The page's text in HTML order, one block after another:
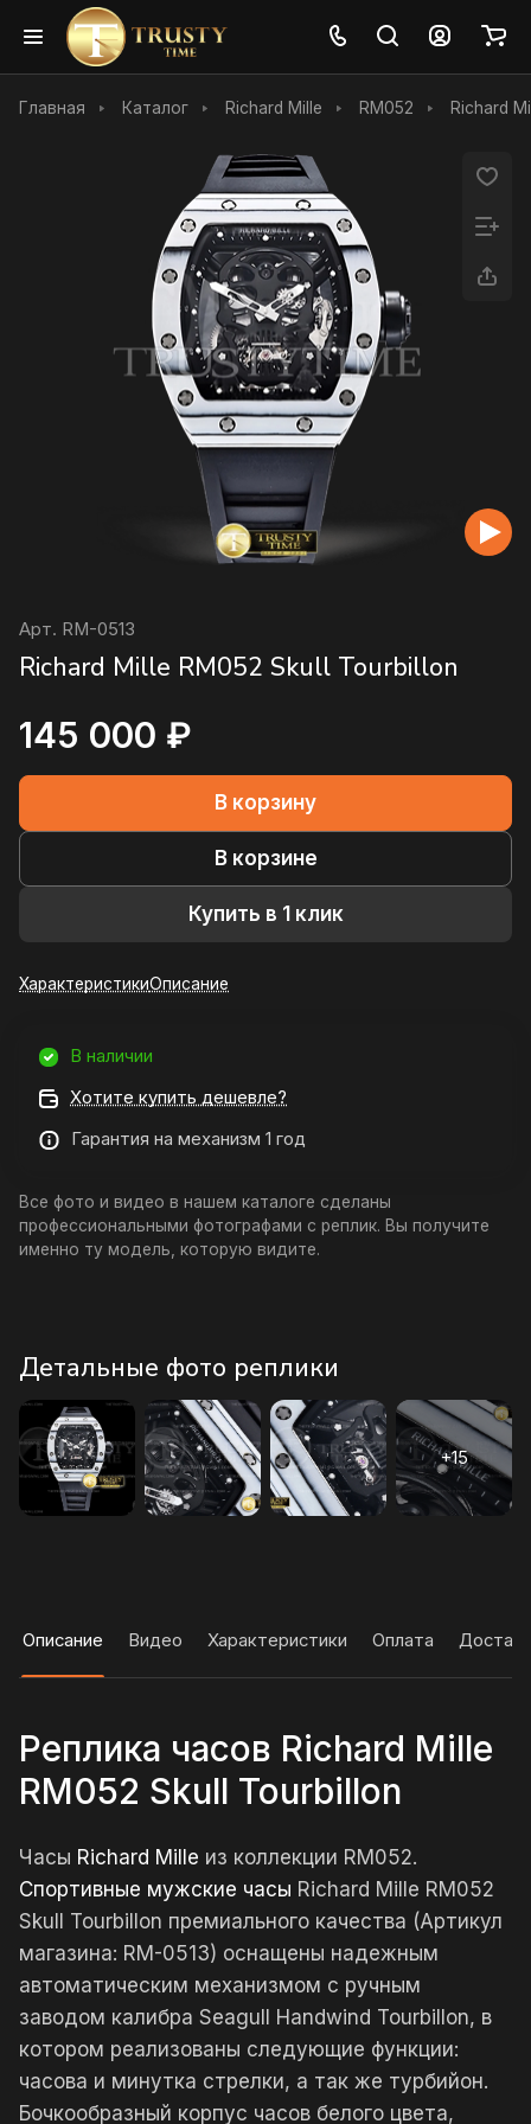
Главная Каталог Richard Mille RM052 Richard
Арт. RM-0513
Richard Mille RM052 Skull Tourbillon
145 000 ₽
В корзину
В корзине
Купить в 1 клик
ХарактеристикиОписание
В наличии
Хотите купить дешевле?
Гарантия на механизм 1 год
Все фото и видео в нашем каталоге сделаны
профессиональными фотографами с реплик. Вы получите
именно ту модель, которую видите.
Детальные фото реплики
Описание Видео Характеристики Оплата
Реплика часов Richard Mille
RM052 Skull Tourbillon
Часы Richard Mille из коллекции RM052.
Спортивные мужские часы Richard Mille RM052
Skull Tourbillon премиального качества (Артикул
магазина: RM-0513) оснащены надежным
автоматическим механизмом с ручным
заводом калибра Seagull Handwind Tourbillon, в
котором реализованы следующие функции:
часова и минутка стрелки, а так же турбийон.
Бочкообразный корпус часов белого цвета,